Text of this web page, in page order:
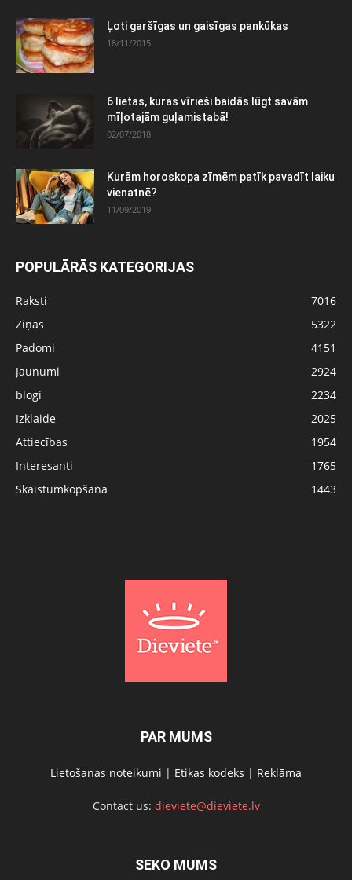
Ļoti garšīgas un gaisīgas pankūkas
18/11/2015
6 lietas, kuras vīrieši baidās lūgt savām
mīļotajām guļamistabā!
02/07/2018
Kurām horoskopa zīmēm patīk pavadīt laiku
vienatnē?
11/09/2019
POPULĀRĀS KATEGORIJAS
Raksti
7016
Ziņas
5322
Padomi
4151
Jaunumi
2924
blogi
2234
Izklaide
2025
Attiecības
1954
Interesanti
1765
Skaistumkopšana
1443
PAR MUMS
Lietošanas noteikumi | Ētikas kodeks | Reklāma
Contact us: dieviete@dieviete.lv
SEKO MUMS